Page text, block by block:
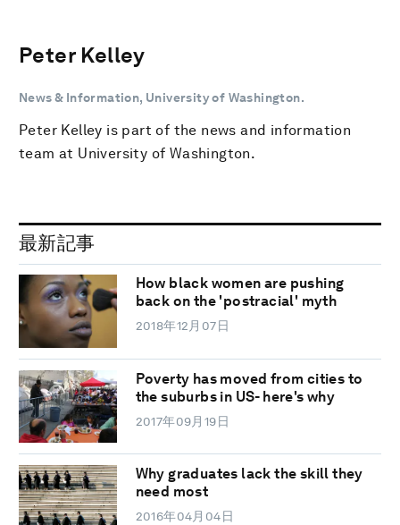
Peter Kelley
News & Information, University of Washington.
Peter Kelley is part of the news and information
team at University of Washington.
最新記事
How black women are pushing
back on the 'postracial' myth
2018年12月07日
Poverty has moved from cities to
the suburbs in US- here's why
2017年09月19日
Why graduates lack the skill they
need most
2016年04月04日